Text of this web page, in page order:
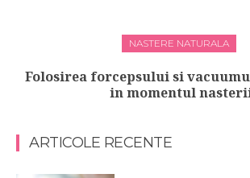
NASTERE NATURALA
Folosirea forcepsului si
in momentul
ARTICOLE RECENTE